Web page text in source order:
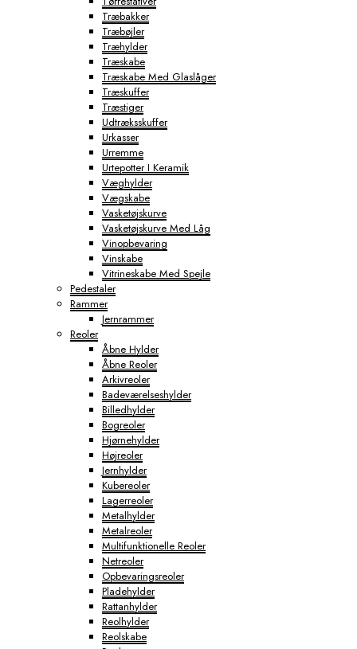
Træbakker
Træbøjler
Træhylder
Træskabe
Træskabe Med Glaslåger
Træskuffer
Træstiger
Udtræksskuffer
Urkasser
Urremme
Urtepotter I Keramik
Væghylder
Vægskabe
Vasketøjskurve
Vasketøjskurve Med Låg
Vinopbevaring
Vinskabe
Vitrineskabe Med Spejle
Pedestaler
Rammer
Jernrammer
Reoler
Åbne Hylder
Åbne Reoler
Arkivreoler
Badeværelseshylder
Billedhylder
Bogreoler
Hjørnehylder
Højreoler
Jernhylder
Kubereoler
Lagerreoler
Metalhylder
Metalreoler
Multifunktionelle Reoler
Netreoler
Opbevaringsreoler
Pladehylder
Rattanhylder
Reolhylder
Reolskabe